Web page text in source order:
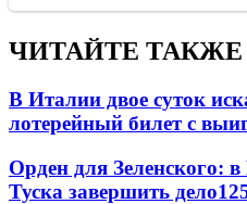
ЧИТАЙТЕ ТАКЖЕ
В Италии двое суток
лотерейный билет с
Орден для Зеленского:
Туска завершить дело